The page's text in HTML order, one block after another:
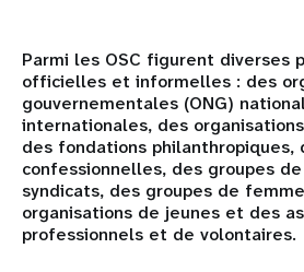
Partenaires
Société civile et parlementaires
Partenaires gouvernementaux
Institutions financières internationales
Parmi les OSC figurent diverses
officielles et informelles : des
gouvernementales (ONG)
internationales, des
des fondations philanthropiques,
confessionnelles, des groupes
syndicats, des groupes de
organisations de jeunes et des
professionnels et de volontaires.